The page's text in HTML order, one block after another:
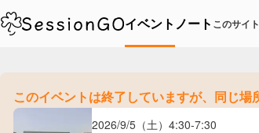
イベント ノート このサイ
このイベントは終了していますが、 同じ場
2026/9/5（土） 4:30-7:30